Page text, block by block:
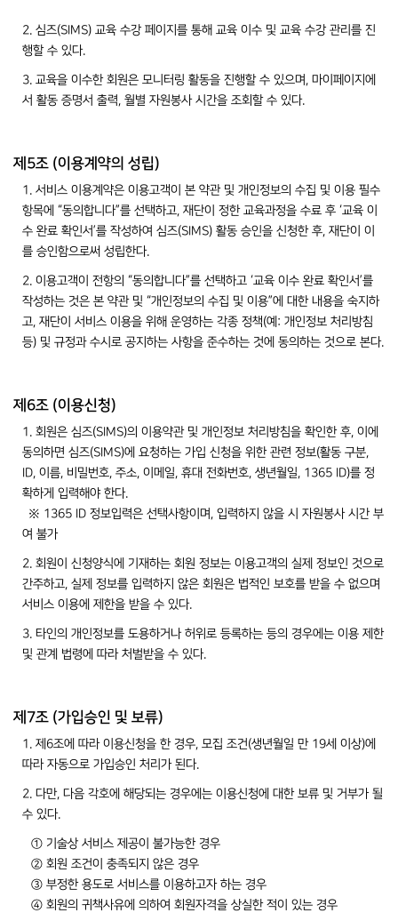
2. 심즈(SIMS) 교육 수강 페이지를 통해 교육 이수 및 교육 수강 관리를 진
행할 수 있다.
3. 교육을 이수한 회원은 모니터링 활동을 진행할 수 있으며, 마이페이지에
서 활동 증명서 출력, 월별 자원봉사 시간을 조회할 수 있다.
제5조 (이용계약의 성립)
1. 서비스 이용계약은 이용고객이 본 약관 및 개인정보의 수집 및 이용 필수
항목에 “동의합니다”를 선택하고, 재단이 정한 교육과정을 수료 후 ‘교육 이
수 완료 확인서’를 작성하여 심즈(SIMS) 활동 승인을 신청한 후, 재단이 이
를 승인함으로써 성립한다.
2. 이용고객이 전항의 “동의합니다”를 선택하고 ‘교육 이수 완료 확인서’를
작성하는 것은 본 약관 및 “개인정보의 수집 및 이용”에 대한 내용을 숙지하
고, 재단이 서비스 이용을 위해 운영하는 각종 정책(예: 개인정보 처리방침
등) 및 규정과 수시로 공지하는 사항을 준수하는 것에 동의하는 것으로 본다.
제6조 (이용신청)
1. 회원은 심즈(SIMS)의 이용약관 및 개인정보 처리방침을 확인한 후, 이에
동의하면 심즈(SIMS)에 요청하는 가입 신청을 위한 관련 정보(활동 구분,
ID, 이름, 비밀번호, 주소, 이메일, 휴대 전화번호, 생년월일, 1365 ID)를 정
확하게 입력해야 한다.
※ 1365 ID 정보입력은 선택사항이며, 입력하지 않을 시 자원봉사 시간 부
여 불가
2. 회원이 신청양식에 기재하는 회원 정보는 이용고객의 실제 정보인 것으로
간주하고, 실제 정보를 입력하지 않은 회원은 법적인 보호를 받을 수 없으며
서비스 이용에 제한을 받을 수 있다.
3. 타인의 개인정보를 도용하거나 허위로 등록하는 등의 경우에는 이용 제한
및 관계 법령에 따라 처벌받을 수 있다.
제7조 (가입승인 및 보류)
1. 제6조에 따라 이용신청을 한 경우, 모집 조건(생년월일 만 19세 이상)에
따라 자동으로 가입승인 처리가 된다.
2. 다만, 다음 각호에 해당되는 경우에는 이용신청에 대한 보류 및 거부가 될
수 있다.
① 기술상 서비스 제공이 불가능한 경우
② 회원 조건이 충족되지 않은 경우
③ 부정한 용도로 서비스를 이용하고자 하는 경우
④ 회원의 귀책사유에 의하여 회원자격을 상실한 적이 있는 경우